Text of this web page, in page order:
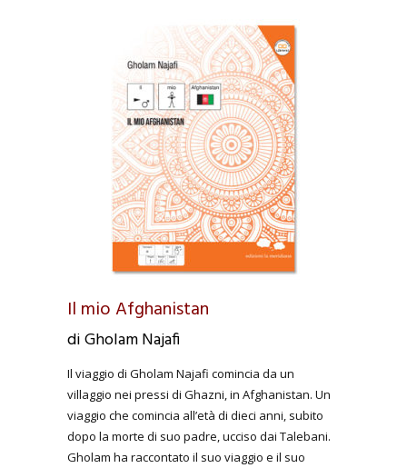
Il mio Afghanistan
di Gholam Najafi
Il viaggio di Gholam Najafi comincia da un
villaggio nei pressi di Ghazni, in Afghanistan. Un
viaggio che comincia all’età di dieci anni, subito
dopo la morte di suo padre, ucciso dai Talebani.
Gholam ha raccontato il suo viaggio e il suo